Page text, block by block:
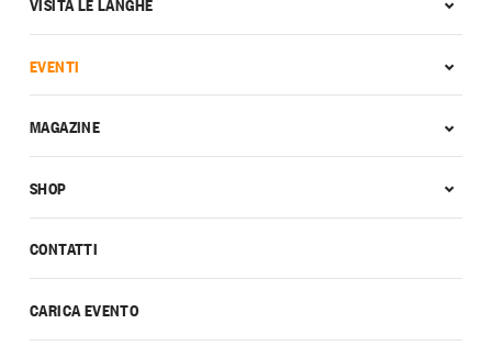
CONTATTI
CARICA EVENTO
EVENTI
MAGAZINE
SHOP